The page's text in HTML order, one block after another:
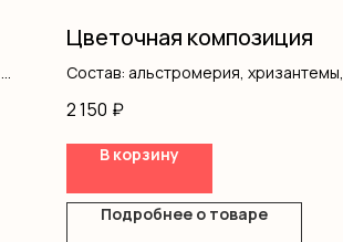
Цветочная композиция
Состав: альстромерия, хризантемы,
2 150 ₽
В корзину
Подробнее о товаре